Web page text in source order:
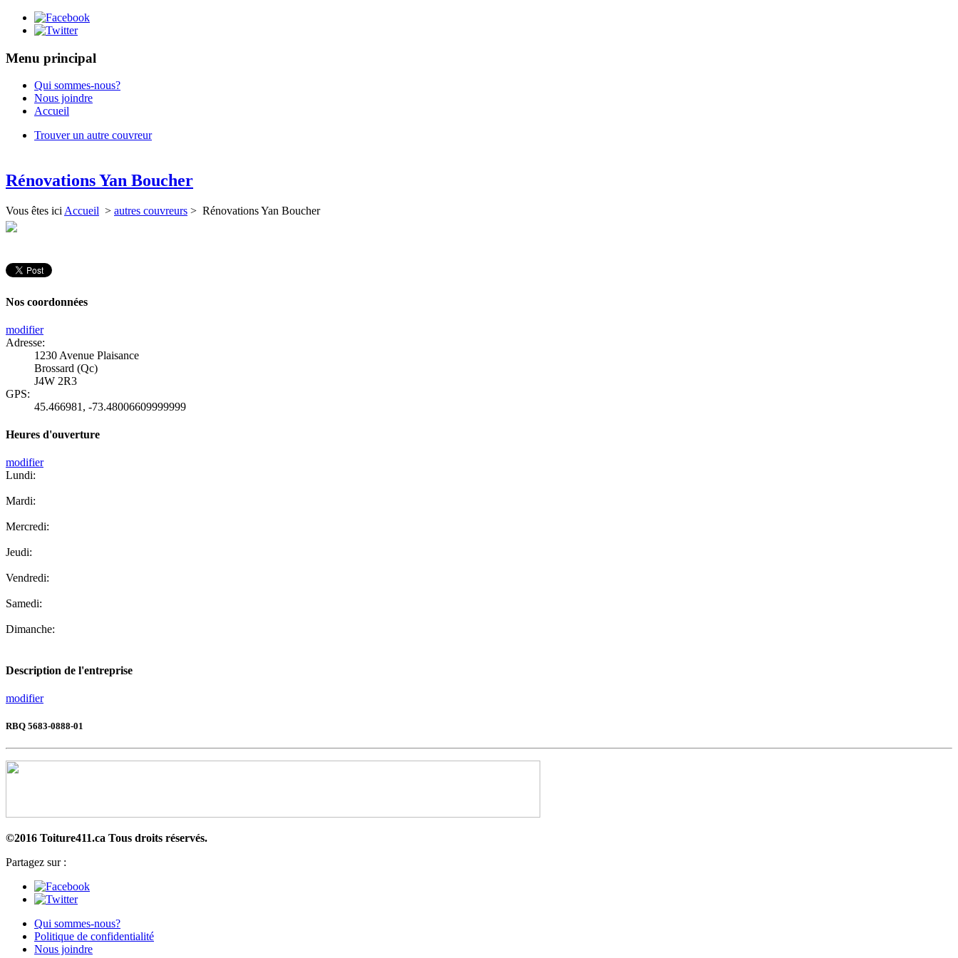
Menu principal
Qui sommes-nous?
Nous joindre
Accueil
Trouver un autre couvreur
Rénovations Yan Boucher
Vous êtes ici Accueil > autres couvreurs > Rénovations Yan Boucher
Nos coordonnées
modifier
Adresse:
1230 Avenue Plaisance
Brossard (Qc)
J4W 2R3
GPS:
45.466981 , -73.48006609999999
Heures d'ouverture
modifier
Lundi:
Mardi:
Mercredi:
Jeudi:
Vendredi:
Samedi:
Dimanche:
Description de l'entreprise
modifier
RBQ 5683-0888-01
©2016 Toiture411.ca Tous droits réservés.
Partagez sur :
Qui sommes-nous?
Politique de confidentialité
Nous joindre